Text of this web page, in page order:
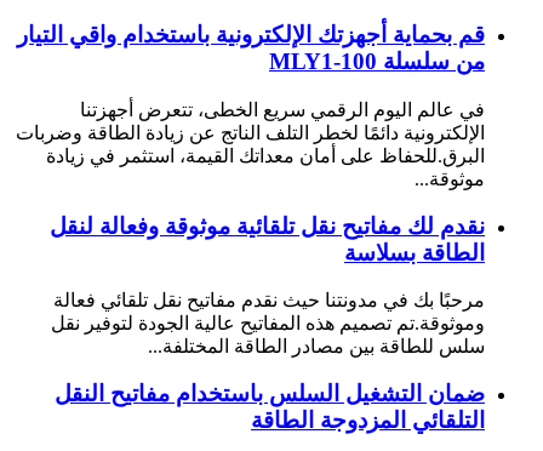
قم بحماية أجهزتك الإلكترونية باستخدام واقي التيار
من سلسلة MLY1-100
في عالم اليوم الرقمي سريع الخطى، تتعرض أجهزتنا
الإلكترونية دائمًا لخطر التلف الناتج عن زيادة الطاقة وضربات
البرق.للحفاظ على أمان معداتك القيمة، استثمر في زيادة
موثوقة...
نقدم لك مفاتيح نقل تلقائية موثوقة وفعالة لنقل
الطاقة بسلاسة
مرحبًا بك في مدونتنا حيث نقدم مفاتيح نقل تلقائي فعالة
وموثوقة.تم تصميم هذه المفاتيح عالية الجودة لتوفير نقل
سلس للطاقة بين مصادر الطاقة المختلفة...
ضمان التشغيل السلس باستخدام مفاتيح النقل
التلقائي المزدوجة الطاقة